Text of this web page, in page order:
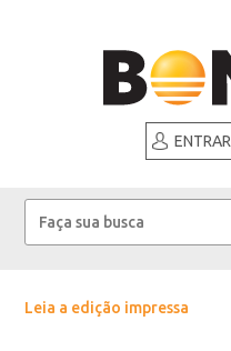
ENTRAR
Leia a edição impressa